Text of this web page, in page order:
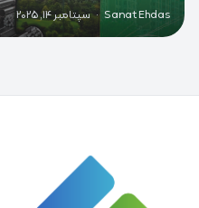
Sanat Ehdas
· سپتامبر 14, 2025